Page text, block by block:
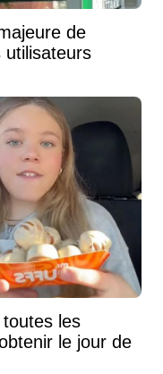
de
utilisateurs
les
le jour de